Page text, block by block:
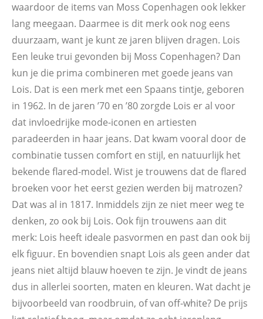
waardoor de items van Moss Copenhagen ook lekker
lang meegaan. Daarmee is dit merk ook nog eens
duurzaam, want je kunt ze jaren blijven dragen. Lois
Een leuke trui gevonden bij Moss Copenhagen? Dan
kun je die prima combineren met goede jeans van
Lois. Dat is een merk met een Spaans tintje, geboren
in 1962. In de jaren ’70 en ’80 zorgde Lois er al voor
dat invloedrijke mode-iconen en artiesten
paradeerden in haar jeans. Dat kwam vooral door de
combinatie tussen comfort en stijl, en natuurlijk het
bekende flared-model. Wist je trouwens dat de flared
broeken voor het eerst gezien werden bij matrozen?
Dat was al in 1817. Inmiddels zijn ze niet meer weg te
denken, zo ook bij Lois. Ook fijn trouwens aan dit
merk: Lois heeft ideale pasvormen en past dan ook bij
elk figuur. En bovendien snapt Lois als geen ander dat
jeans niet altijd blauw hoeven te zijn. Je vindt de jeans
dus in allerlei soorten, maten en kleuren. Wat dacht je
bijvoorbeeld van roodbruin, of van off-white? De prijs